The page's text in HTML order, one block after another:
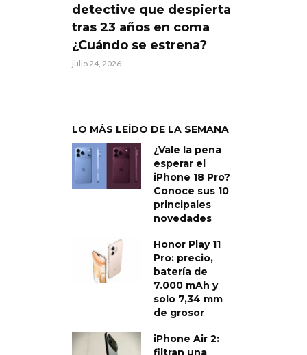
detective que despierta
tras 23 años en coma
¿Cuándo se estrena?
julio 24, 2026
LO MÁS LEÍDO DE LA SEMANA
¿Vale la pena
esperar el
iPhone 18 Pro?
Conoce sus 10
principales
novedades
Honor Play 11
Pro: precio,
batería de
7.000 mAh y
solo 7,34 mm
de grosor
iPhone Air 2:
filtran una